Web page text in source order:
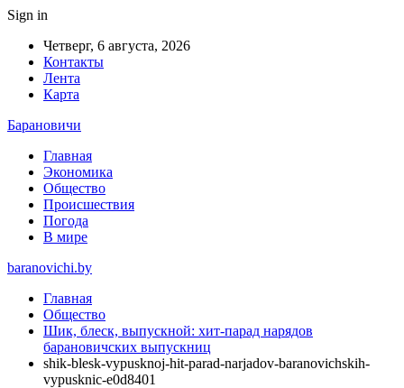
Sign in
Четверг, 6 августа, 2026
Контакты
Лента
Карта
Барановичи
Главная
Экономика
Общество
Происшествия
Погода
В мире
baranovichi.by
Главная
Общество
Шик, блеск, выпускной: хит-парад нарядов
барановичских выпускниц
shik-blesk-vypusknoj-hit-parad-narjadov-baranovichskih-
vypusknic-e0d8401